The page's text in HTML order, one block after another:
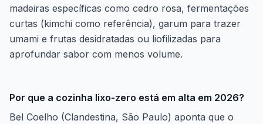
madeiras específicas como cedro rosa, fermentações
curtas (kimchi como referência), garum para trazer
umami e frutas desidratadas ou liofilizadas para
aprofundar sabor com menos volume.
Por que a cozinha lixo-zero está em alta em 2026?
Bel Coelho (Clandestina, São Paulo) aponta que o